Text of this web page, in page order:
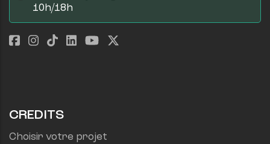
10h/18h
CREDITS
Choisir votre projet